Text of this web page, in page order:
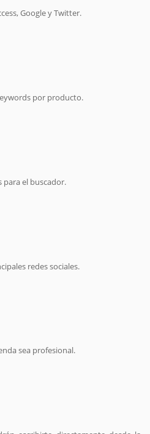
Google y Twitter.
por producto.
para el buscador.
redes sociales.
sea profesional.